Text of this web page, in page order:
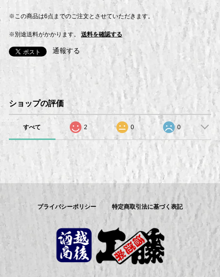
※この商品は6点までのご注文とさせていただきます。
※別途送料がかかります。 送料を確認する
通報する
ショップの評価
すべて 2 0 0
プライバシーポリシー 特定商取引法に基づく表記